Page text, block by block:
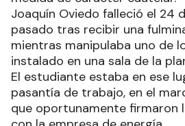
Joaquín Oviedo falleció el 24
pasado tras recibir una
mientras manipulaba uno de
instalado en una sala de la
El estudiante estaba en ese
pasantía de trabajo, en el
que oportunamente firmaron